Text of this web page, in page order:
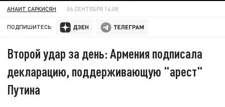
АНАИТ САРКИСЯН 06 СЕНТЯБРЯ 14:08
ПОДПИШИТЕСЬ:
Второй удар за день: Армения подписала
декларацию, поддерживающую "арест"
Путина